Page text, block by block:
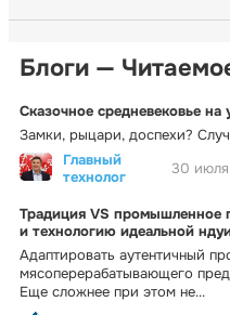
Блоги —
Сказочное средневековье на
Замки, рыцари, доспехи?
Главный
технолог
30
Традиция VS промышленное
и технологию идеальной
Адаптировать аутентичный
мясоперерабатывающего
Еще сложнее при этом не...